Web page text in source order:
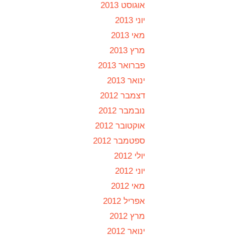
אוגוסט 2013
יוני 2013
מאי 2013
מרץ 2013
פברואר 2013
ינואר 2013
דצמבר 2012
נובמבר 2012
אוקטובר 2012
ספטמבר 2012
יולי 2012
יוני 2012
מאי 2012
אפריל 2012
מרץ 2012
ינואר 2012